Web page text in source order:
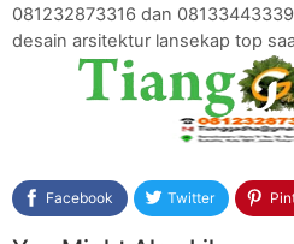
081232873316 dan
desain arsitektur lansekap top
Facebook Twitter